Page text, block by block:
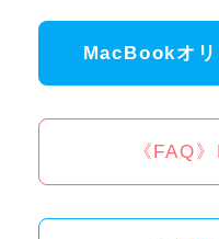
MacBookオ
《FAQ